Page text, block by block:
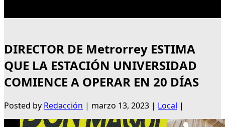
DIRECTOR DE Metrorrey ESTIMA
QUE LA ESTACIÓN UNIVERSIDAD
COMIENCE A OPERAR EN 20 DÍAS
Posted by Redacción | marzo 13, 2023 | Local |